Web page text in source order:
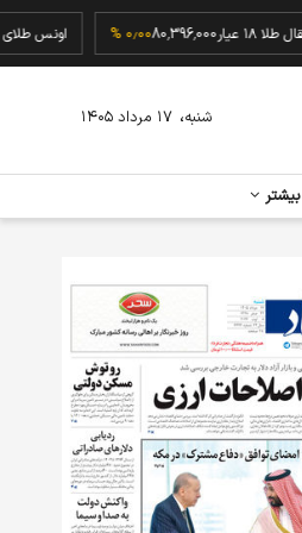
مثقال طلا ۱۸ عیار 80,396,000۰٫۰۰ %
بیشتر
شنبه، ۱۷ مرداد ۱۴۰۵